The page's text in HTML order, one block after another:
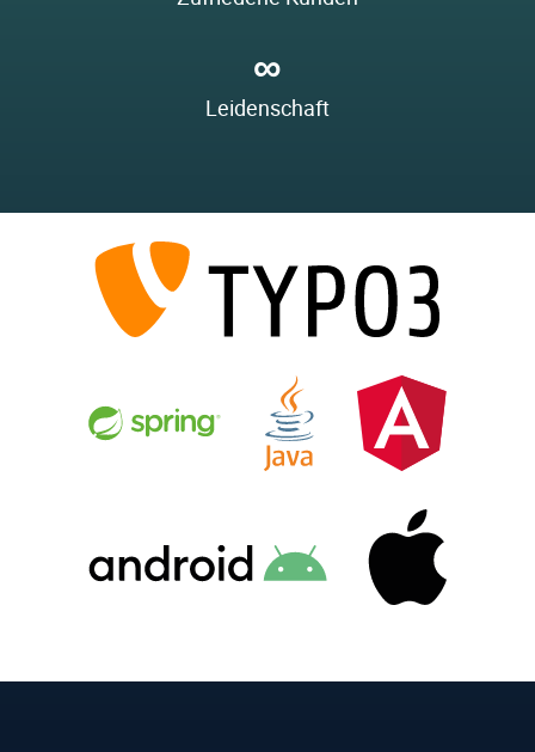
∞
Leidenschaft